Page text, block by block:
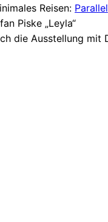
Reisen:
Piske „Leyla“
die Ausstellung mit